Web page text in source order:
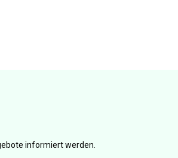
informiert werden.